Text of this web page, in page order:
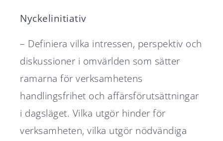
Nyckelinitiativ
– Definiera vilka intressen, perspektiv och
diskussioner i omvärlden som sätter
ramarna för verksamhetens
handlingsfrihet och affärsförutsättningar
i dagsläget. Vilka utgör hinder för
verksamheten, vilka utgör nödvändiga